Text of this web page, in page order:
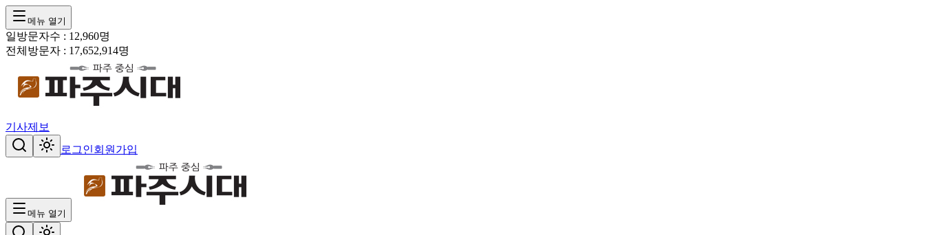
메뉴 열기
일방문자수 : 12,960명
전체방문자 : 17,652,914명
기사제보
로그인회원가입
메뉴 열기